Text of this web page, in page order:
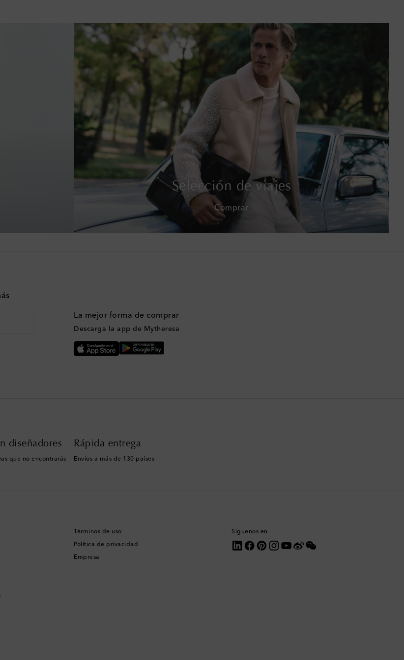
Selección de viajes
Comprar
La mejor forma de comprar
Descarga la app de Mytheresa
diseñadores
que no encontrarás
Rápida entrega
Envíos a más de 130 países
Términos de uso
Política de privacidad
Empresa
Síguenos en
Bolivia
Bosnia y Herzegovina
Bulgaria
Bután
Dinamarca
Dominica